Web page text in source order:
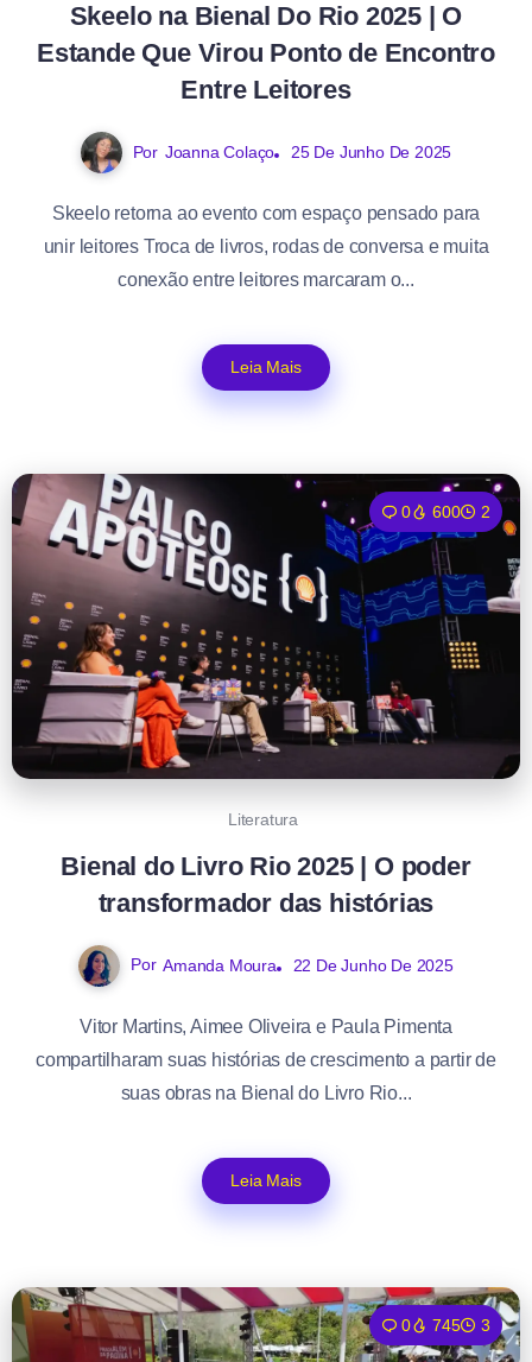
Skeelo na Bienal Do Rio 2025 | O
Estande Que Virou Ponto de Encontro
Entre Leitores
Por Joanna Colaço 25 De Junho De 2025
Skeelo retorna ao evento com espaço pensado para
unir leitores Troca de livros, rodas de conversa e muita
conexão entre leitores marcaram o...
Leia Mais
0 600 2
Literatura
Bienal do Livro Rio 2025 | O poder
transformador das histórias
Por Amanda Moura 22 De Junho De 2025
Vitor Martins, Aimee Oliveira e Paula Pimenta
compartilharam suas histórias de crescimento a partir de
suas obras na Bienal do Livro Rio...
Leia Mais
0 745 3